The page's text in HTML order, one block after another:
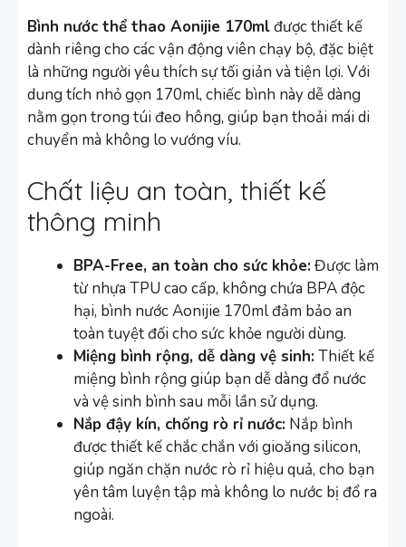
Bình nước thể thao Aonijie 170mlđược thiết kế
dành riêng cho các vận động viên chạy bộ, đặc biệt
là những người yêu thích sự tối giản và tiện lợi. Với
dung tích nhỏ gọn 170ml, chiếc bình này dễ dàng
nằm gọn trong túi đeo hông, giúp bạn thoải mái di
chuyển mà không lo vướng víu.
Chất liệu an toàn, thiết kế
thông minh
BPA-Free, an toàn cho sức khỏe:Được làm
từ nhựa TPU cao cấp, không chứa BPA độc
hại, bình nước Aonijie 170ml đảm bảo an
toàn tuyệt đối cho sức khỏe người dùng.
Miệng bình rộng, dễ dàng vệ sinh:Thiết kế
miệng bình rộng giúp bạn dễ dàng đổ nước
và vệ sinh bình sau mỗi lần sử dụng.
Nắp đậy kín, chống rò rỉ nước: Nắp bình
được thiết kế chắc chắn với gioăng silicon,
giúp ngăn chặn nước rò rỉ hiệu quả, cho bạn
yên tâm luyện tập mà không lo nước bị đổ ra
ngoài.